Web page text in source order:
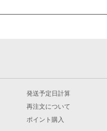
。
故、制作上
発送予定日計算
再注文について
ポイント購入